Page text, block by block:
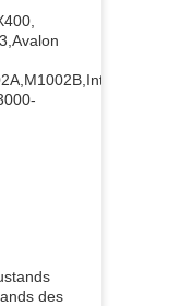
des